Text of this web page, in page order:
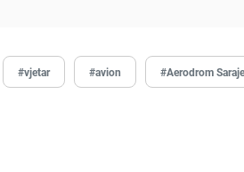
#vjetar #avion #Aerodrom